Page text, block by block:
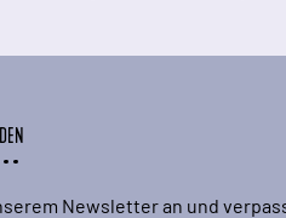
Newsletter an und